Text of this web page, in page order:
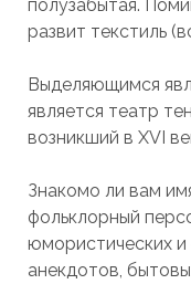
полузабытая.
развит текстиль
Выделяющимся
является театр
возникший в XVI
Знакомо ли вам
фольклорный
юмористических
анекдотов,